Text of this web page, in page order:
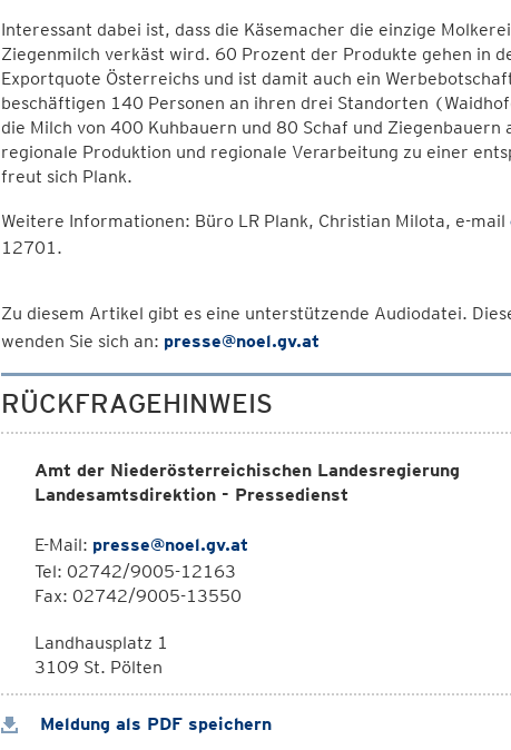
Interessant dabei ist, dass die Käsemacher die einzige
Ziegenmilch verkäst wird. 60 Prozent der Produkte gehen in
Exportquote Österreichs und ist damit auch ein
beschäftigen 140 Personen an ihren drei Standorten
die Milch von 400 Kuhbauern und 80 Schaf und Ziegenbauern
regionale Produktion und regionale Verarbeitung zu einer
freut sich Plank.
Weitere Informationen: Büro LR Plank, Christian Milota, e-mail
12701.
Zu diesem Artikel gibt es eine unterstützende Audiodatei.
wenden Sie sich an: presse@noel.gv.at
RÜCKFRAGEHINWEIS
Amt der Niederösterreichischen Landesregierung
Landesamtsdirektion - Pressedienst
E-Mail: presse@noel.gv.at
Tel: 02742/9005-12163
Fax: 02742/9005-13550
Landhausplatz 1
3109 St. Pölten
Meldung als PDF speichern